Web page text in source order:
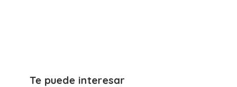
Te puede interesar